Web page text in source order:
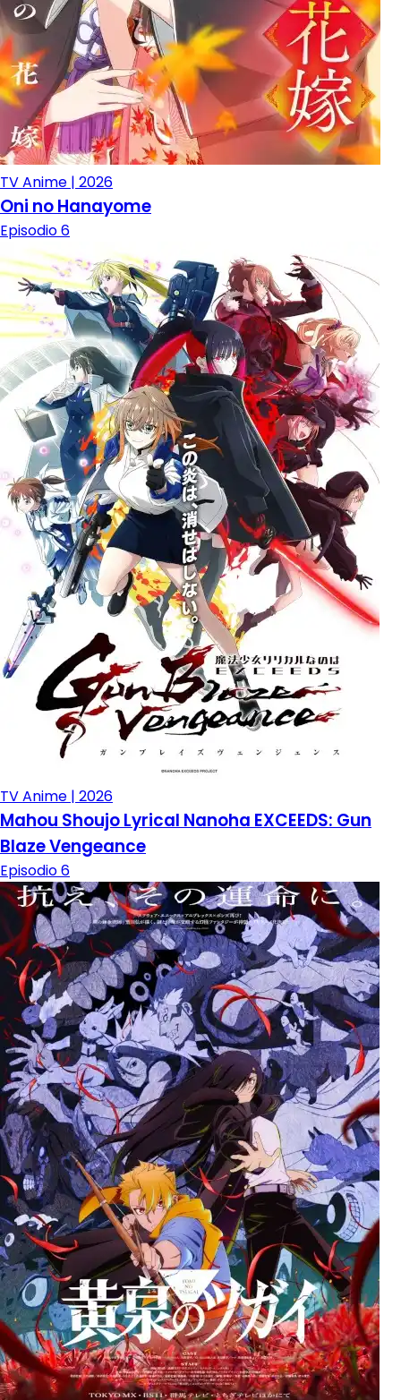
TV Anime | 2026
Oni no Hanayome
Episodio 6
TV Anime | 2026
Mahou Shoujo Lyrical Nanoha EXCEEDS: Gun
Blaze Vengeance
Episodio 6